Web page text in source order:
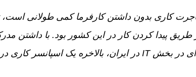
کاری بدون داشتن کارفرما کمی طولانی است،
طریق پیدا کردن کار در این کشور بود. با داشتن